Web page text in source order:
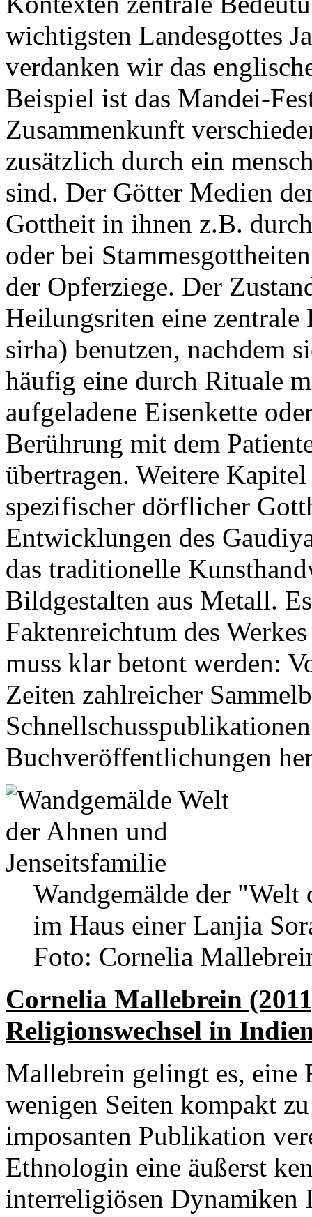
wichtigsten Landesgottes
verdanken wir das
Beispiel ist das Mandei-
Zusammenkunft
zusätzlich durch ein
sind. Der Götter Medien
Gottheit in ihnen z.B.
oder bei
der Opferziege. Der
Heilungsriten eine
sirha) benutzen, nachdem
häufig eine durch Rituale
aufgeladene Eisenkette
Berührung mit dem
übertragen. Weitere
spezifischer dörflicher
Entwicklungen des
das traditionelle
Bildgestalten aus Metall.
Faktenreichtum des
muss klar betont werden:
Zeiten zahlreicher
Buchveröffentlichungen
Wandgemälde der
im Haus einer Lanjia
Foto: Cornelia
Cornelia Mallebrein
Religionswechsel in
Mallebrein gelingt es, eine
wenigen Seiten kompakt
imposanten Publikation
Ethnologin eine äußerst
interreligiösen Dynamiken